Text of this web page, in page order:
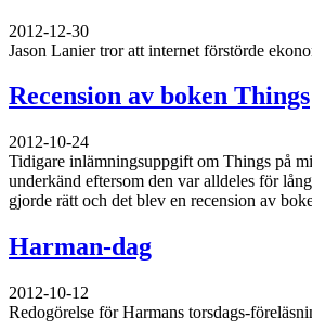
2012-12-30
Jason Lanier tror att internet förstörde
Recension av boken Things
2012-10-24
Tidigare inlämningsuppgift om Things på
underkänd eftersom den var alldeles för
gjorde rätt och det blev en recension av
Harman-dag
2012-10-12
Redogörelse för Harmans torsdags-